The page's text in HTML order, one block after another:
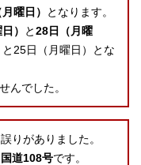
曜日）
となります。
） と 28日（月曜
と25日（月曜日）とな
んでした。
りがありました。
国道108号です。